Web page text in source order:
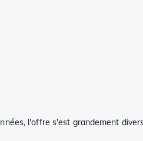
l'offre s'est grandement